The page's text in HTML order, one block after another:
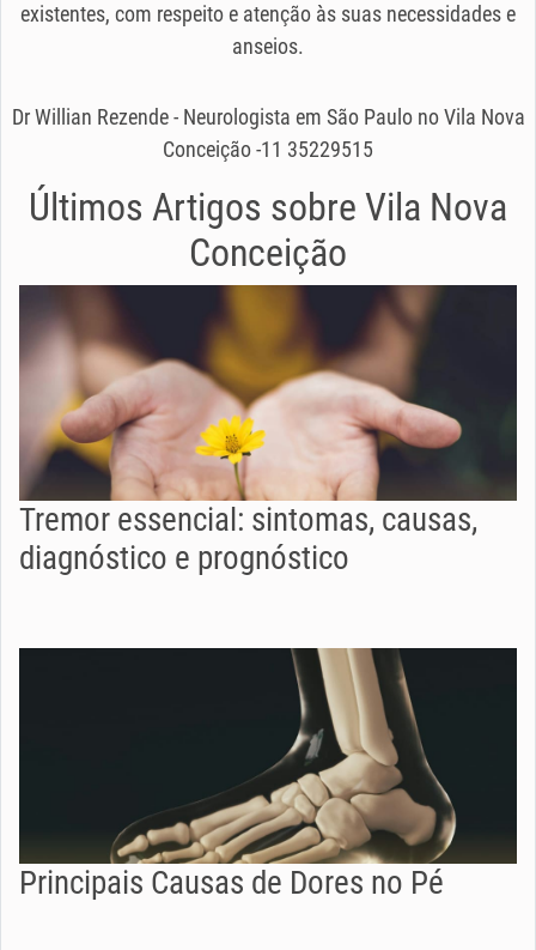
existentes, com respeito e atenção às suas necessidades e
anseios.
Dr Willian Rezende - Neurologista em São Paulo no Vila Nova
Conceição -11 35229515
Últimos Artigos sobre Vila Nova
Conceição
Tremor essencial: sintomas, causas,
diagnóstico e prognóstico
Principais Causas de Dores no Pé